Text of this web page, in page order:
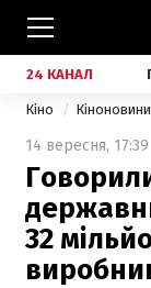
24 КАНАЛ
Кіно Кіноновини
14 вересня, 17:39
32